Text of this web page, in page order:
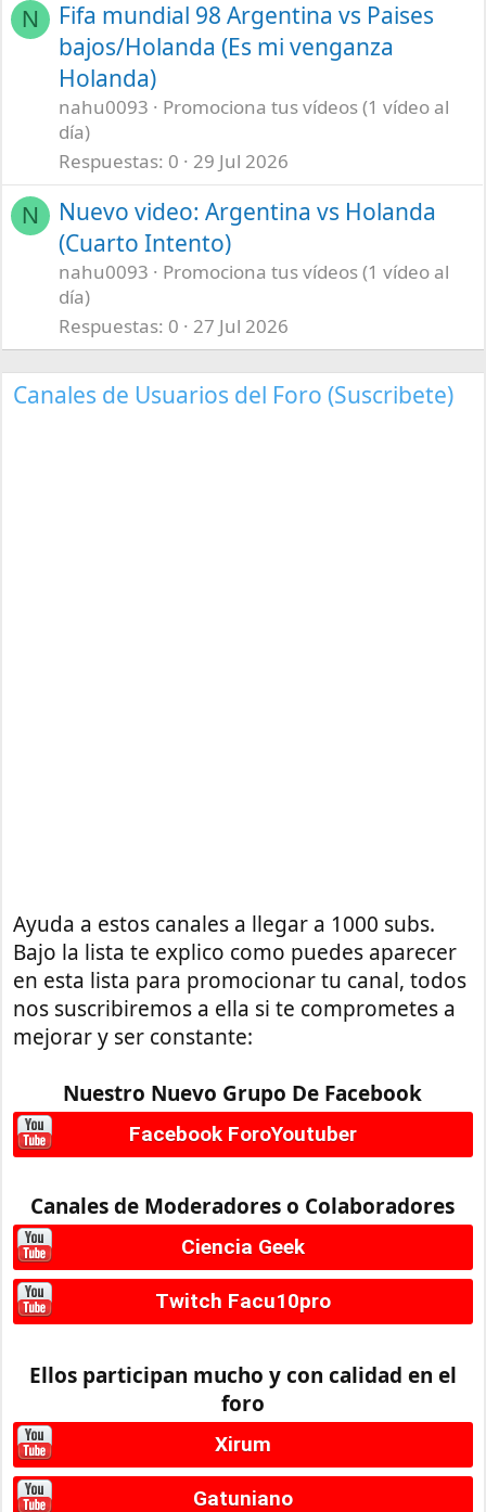
N
Fifa mundial 98 Argentina vs Paises
bajos/Holanda (Es mi venganza
Holanda)
nahu0093
Promociona tus vídeos (1 vídeo al
día)
Respuestas 0 29 Jul 2026
N
Nuevo video: Argentina vs Holanda
(Cuarto Intento)
nahu0093
Promociona tus vídeos (1 vídeo al
día)
Respuestas 0 27 Jul 2026
Canales de Usuarios del Foro (Suscribete)
Ayuda a estos canales a llegar a 1000 subs.
Bajo la lista te explico como puedes aparecer
en esta lista para promocionar tu canal, todos
nos suscribiremos a ella si te comprometes a
mejorar y ser constante:
Nuestro Nuevo Grupo De Facebook
Facebook ForoYoutuber
Canales de Moderadores o Colaboradores
Ciencia Geek
Twitch Facu10pro
Ellos participan mucho y con calidad en el
foro
Xirum
Gatuniano